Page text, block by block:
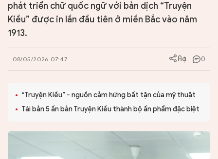
CHUYÊN TRANG
phát triển chữ quốc ngữ với bản dịch “Truyện
Kiều” được in lần đầu tiên ở miền Bắc vào năm
1913.
08/05/2026 07:47 0
“Truyện Kiều” - nguồn cảm hứng bất tận của mỹ thuật
Tái bản 5 ấn bản Truyện Kiều thành bộ ấn phẩm đặc biệt